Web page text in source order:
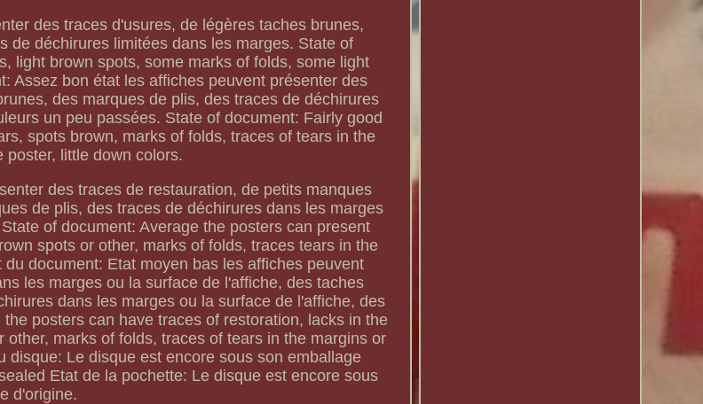
des traces d'usures, de légères taches brunes,
de déchirures limitées dans les marges. State of
light brown spots, some marks of folds, some light
Assez bon état les affiches peuvent présenter des
des marques de plis, des traces de déchirures
un peu passées. State of document: Fairly good
spots brown, marks of folds, traces of tears in the
poster, little down colors.
des traces de restauration, de petits manques
de plis, des traces de déchirures dans les marges
of document: Average the posters can present
spots or other, marks of folds, traces tears in the
document: Etat moyen bas les affiches peuvent
les marges ou la surface de l'affiche, des taches
dans les marges ou la surface de l'affiche, des
posters can have traces of restoration, lacks in the
marks of folds, traces of tears in the margins or
Le disque est encore sous son emballage
Etat de la pochette: Le disque est encore sous
d'origine.